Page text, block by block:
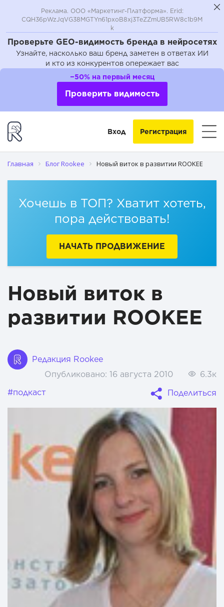
Проверьте GEO-видимость бренда в нейросетях
Узнайте, насколько ваш бренд заметен в ответах ИИ
и кто из конкурентов опережает вас
Реклама. ООО «Маркетинг-Платформа». Erid:
CQH36pWzJqVG38MGTYn61pxoB8xj3TeZZmUB5RW8c1b9M
k
−50% на первый месяц
Проверить видимость
Вход Регистрация
Главная Блог Rookee Новый виток в развитии ROOKEE
Хочешь в ТОП? Хватит хотеть,
пора действовать!
НАЧАТЬ ПРОДВИЖЕНИЕ
Новый виток в
развитии ROOKEE
Редакция Rookee
Опубликовано: 16 августа 2010
6.3к
#подкаст
Поделиться